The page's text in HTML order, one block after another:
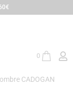
0
CADOGAN